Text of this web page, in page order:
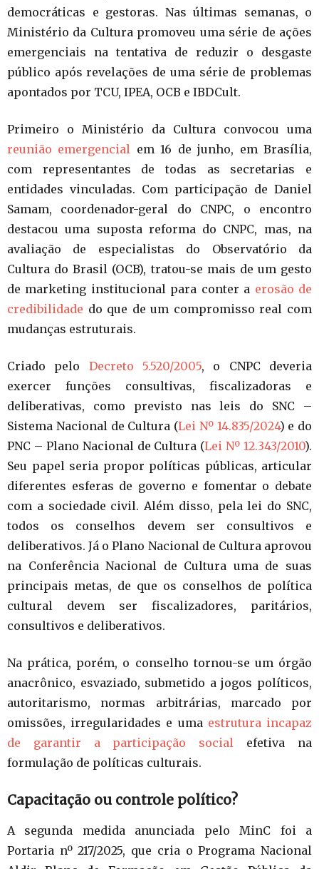
democráticas e gestoras. Nas últimas semanas, o
Ministério da Cultura promoveu uma série de ações
emergenciais na tentativa de reduzir o desgaste
público após revelações de uma série de problemas
apontados por TCU, IPEA, OCB e IBDCult.
Primeiro o Ministério da Cultura convocou uma
reunião emergencial em 16 de junho, em Brasília,
com representantes de todas as secretarias e
entidades vinculadas. Com participação de Daniel
Samam, coordenador-geral do CNPC, o encontro
destacou uma suposta reforma do CNPC, mas, na
avaliação de especialistas do Observatório da
Cultura do Brasil (OCB), tratou-se mais de um gesto
de marketing institucional para conter a erosão de
credibilidade do que de um compromisso real com
mudanças estruturais.
Criado pelo Decreto 5.520/2005, o CNPC deveria
exercer funções consultivas, fiscalizadoras e
deliberativas, como previsto nas leis do SNC –
Sistema Nacional de Cultura (Lei Nº 14.835/2024) e do
PNC – Plano Nacional de Cultura (Lei Nº 12.343/2010).
Seu papel seria propor políticas públicas, articular
diferentes esferas de governo e fomentar o debate
com a sociedade civil. Além disso, pela lei do SNC,
todos os conselhos devem ser consultivos e
deliberativos. Já o Plano Nacional de Cultura aprovou
na Conferência Nacional de Cultura uma de suas
principais metas, de que os conselhos de política
cultural devem ser fiscalizadores, paritários,
consultivos e deliberativos.
Na prática, porém, o conselho tornou-se um órgão
anacrônico, esvaziado, submetido a jogos políticos,
autoritarismo, normas arbitrárias, marcado por
omissões, irregularidades e uma estrutura incapaz
de garantir a participação social
efetiva na
formulação de políticas culturais.
Capacitação ou controle político?
A segunda medida anunciada pelo MinC foi a
Portaria nº 217/2025, que cria o Programa Nacional